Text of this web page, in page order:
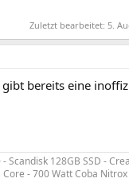
Zuletzt bearbeitet: 5.
bereits eine
Scandisk 128GB SSD -
- 700 Watt Coba